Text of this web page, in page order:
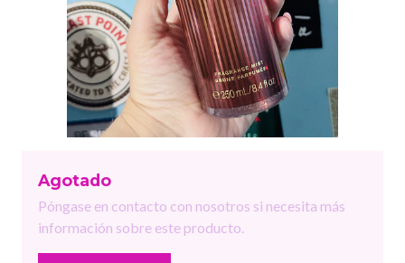
Agotado
Póngase en contacto con nosotros si necesita más
información sobre este producto.